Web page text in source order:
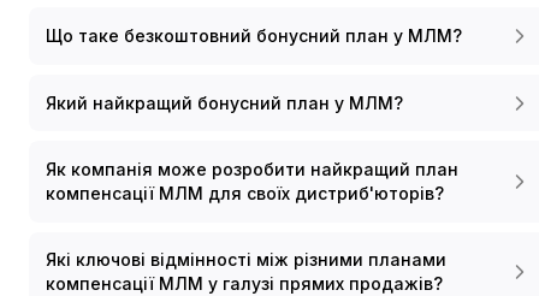
Що таке безкоштовний бонусний план у МЛМ?
Який найкращий бонусний план у МЛМ?
Як компанія може розробити найкращий план
компенсації МЛМ для своїх дистриб'юторів?
Які ключові відмінності між різними планами
компенсації МЛМ у галузі прямих продажів?